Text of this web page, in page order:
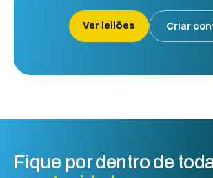
Ver leilões Criar
Fique por dentro de